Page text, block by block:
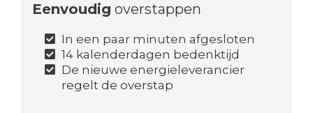
Eenvoudig overstappen
In een paar minuten afgesloten
14 kalenderdagen bedenktijd
De nieuwe energieleverancier
regelt de overstap